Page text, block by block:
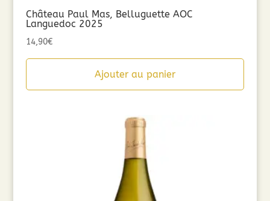
Château Paul Mas, Belluguette AOC
Languedoc 2025
14,90€
Ajouter au panier